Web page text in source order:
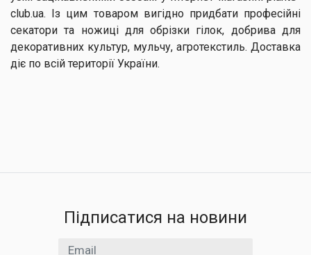
club.ua. Із цим товаром вигідно придбати професійні
секатори та ножиці для обрізки гілок, добрива для
декоративних культур, мульчу, агротекстиль. Доставка
діє по всій території України.
Підписатися на новини
Email